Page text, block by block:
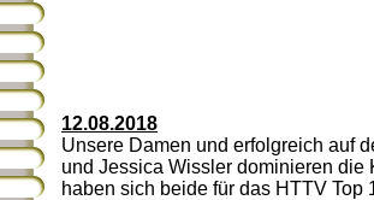
12.08.2018
Unsere Damen und erfolgreich auf
und Jessica Wissler dominieren die
haben sich beide für das HTTV Top